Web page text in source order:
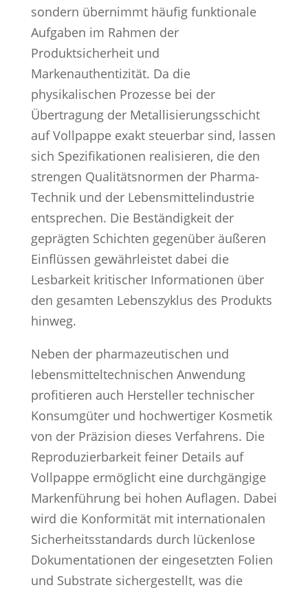
sondern übernimmt häufig funktionale
Aufgaben im Rahmen der
Produktsicherheit und
Markenauthentizität. Da die
physikalischen Prozesse bei der
Übertragung der Metallisierungsschicht
auf Vollpappe exakt steuerbar sind, lassen
sich Spezifikationen realisieren, die den
strengen Qualitätsnormen der Pharma-
Technik und der Lebensmittelindustrie
entsprechen. Die Beständigkeit der
geprägten Schichten gegenüber äußeren
Einflüssen gewährleistet dabei die
Lesbarkeit kritischer Informationen über
den gesamten Lebenszyklus des Produkts
hinweg.
Neben der pharmazeutischen und
lebensmitteltechnischen Anwendung
profitieren auch Hersteller technischer
Konsumgüter und hochwertiger Kosmetik
von der Präzision dieses Verfahrens. Die
Reproduzierbarkeit feiner Details auf
Vollpappe ermöglicht eine durchgängige
Markenführung bei hohen Auflagen. Dabei
wird die Konformität mit internationalen
Sicherheitsstandards durch lückenlose
Dokumentationen der eingesetzten Folien
und Substrate sichergestellt, was die